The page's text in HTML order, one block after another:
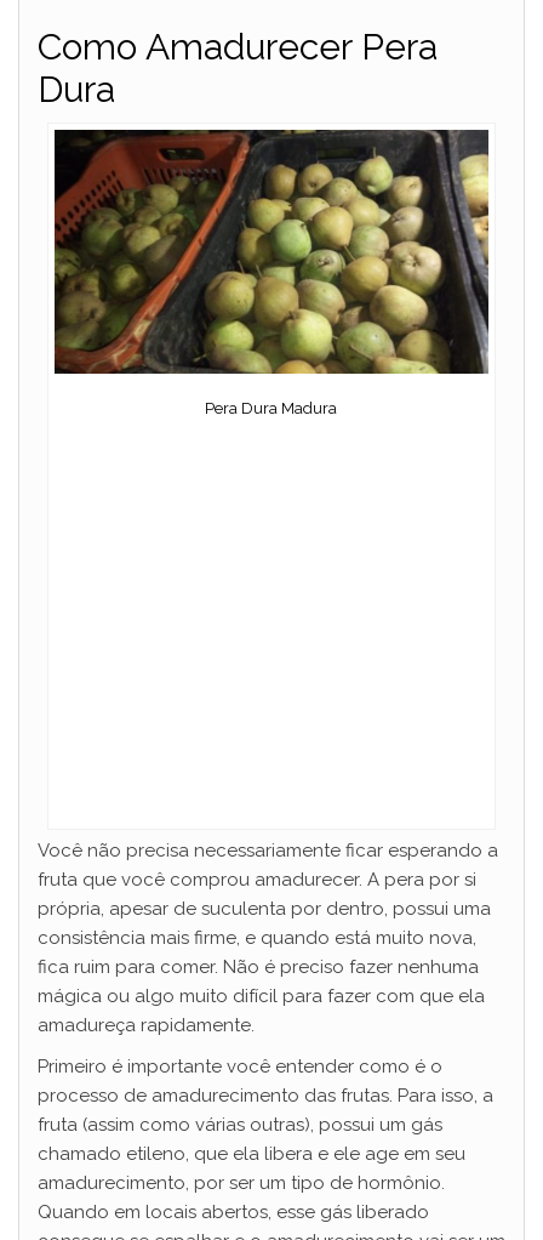
Como Amadurecer Pera
Dura
Pera Dura Madura
Você não precisa necessariamente ficar esperando a
fruta que você comprou amadurecer. A pera por si
própria, apesar de suculenta por dentro, possui uma
consistência mais firme, e quando está muito nova,
fica ruim para comer. Não é preciso fazer nenhuma
mágica ou algo muito difícil para fazer com que ela
amadureça rapidamente.
Primeiro é importante você entender como é o
processo de amadurecimento das frutas. Para isso, a
fruta (assim como várias outras), possui um gás
chamado etileno, que ela libera e ele age em seu
amadurecimento, por ser um tipo de hormônio.
Quando em locais abertos, esse gás liberado